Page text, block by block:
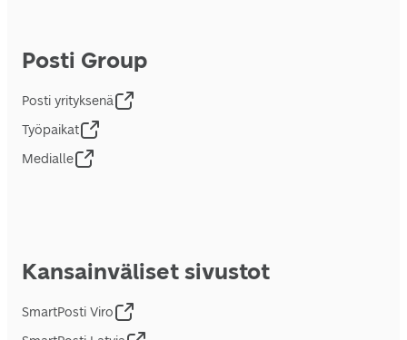
Posti Group
Posti yrityksenä
Työpaikat
Medialle
Kansainväliset sivustot
SmartPosti Viro